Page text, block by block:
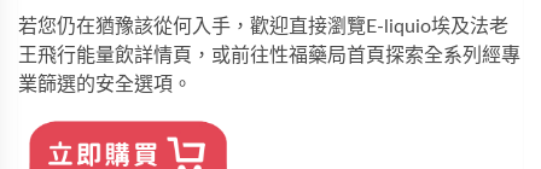
若您仍在猶豫該從何入手，歡迎直接瀏覽 E-liquio埃及法老
王飛行能量飲詳情頁，或前往性福藥局首頁探索全系列經專
業篩選的安全選項。